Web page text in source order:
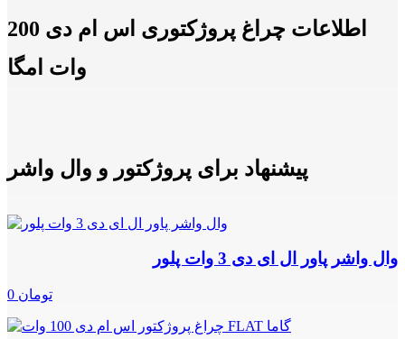
اطلاعات چراغ پروژکتوری اس ام دی 200
وات امگا
پیشنهاد برای پروژکتور و وال واشر
وال واشر پاور ال ای دی 3 وات پلور
0 تومان